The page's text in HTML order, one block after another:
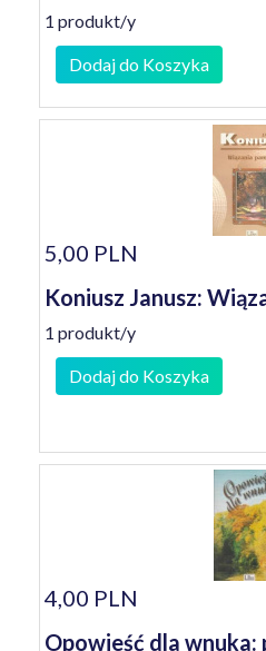
1 produkt/y
Dodaj do Koszyka
5,00 PLN
Koniusz Janusz:
1 produkt/y
Dodaj do Koszyka
4,00 PLN
Opowieść dla